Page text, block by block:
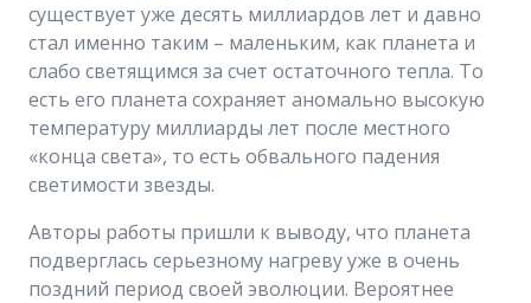
существует уже десять миллиардов лет и давно
стал именно таким – маленьким, как планета и
слабо светящимся за счет остаточного тепла. То
есть его планета сохраняет аномально высокую
температуру миллиарды лет после местного
«конца света», то есть обвального падения
светимости звезды.
Авторы работы пришли к выводу, что планета
подверглась серьезному нагреву уже в очень
поздний период своей эволюции. Вероятнее